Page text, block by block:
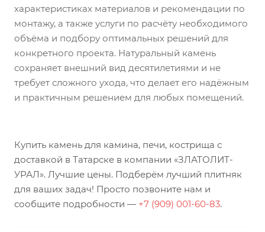
характеристиках материалов и рекомендации по
монтажу, а также услуги по расчёту необходимого
объёма и подбору оптимальных решений для
конкретного проекта. Натуральный камень
сохраняет внешний вид десятилетиями и не
требует сложного ухода, что делает его надёжным
и практичным решением для любых помещений.
Купить камень для камина, печи, кострища с
доставкой в Татарске в компании «ЗЛАТОЛИТ-
УРАЛ». Лучшие цены. Подберём лучший плитняк
для ваших задач! Просто позвоните нам и
сообщите подробности — +7 (909) 001-60-83.